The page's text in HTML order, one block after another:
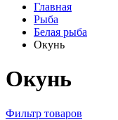
Главная
Рыба
Белая рыба
Окунь
Окунь
Фильтр товаров